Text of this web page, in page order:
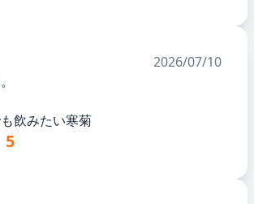
2026/07/10
飲みたい寒菊
5